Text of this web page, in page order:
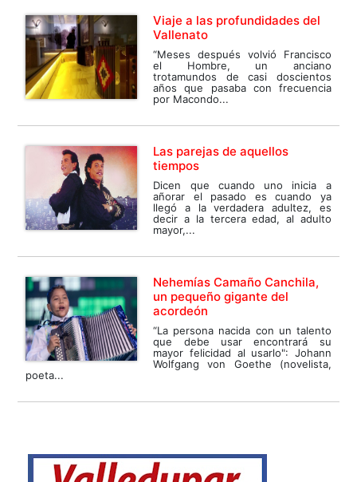
Viaje a las profundidades del
Vallenato
“Meses después volvió Francisco
el Hombre, un anciano
trotamundos de casi doscientos
años que pasaba con frecuencia
por Macondo...
Las parejas de aquellos
tiempos
Dicen que cuando uno inicia a
añorar el pasado es cuando ya
llegó a la verdadera adultez, es
decir a la tercera edad, al adulto
mayor,...
Nehemías Camaño Canchila,
un pequeño gigante del
acordeón
“La persona nacida con un talento
que debe usar encontrará su
mayor felicidad al usarlo": Johann
Wolfgang von Goethe (novelista,
poeta...